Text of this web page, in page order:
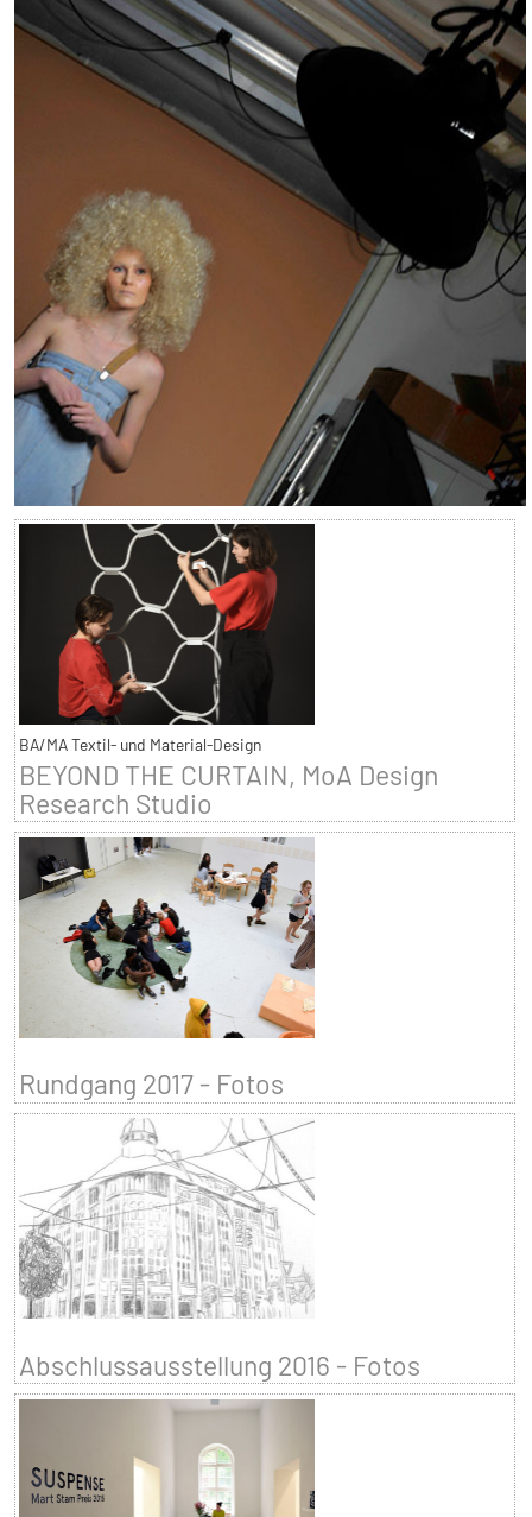
BA/MA Textil- und Material-Design
BEYOND THE CURTAIN, MoA Design
Research Studio
Rundgang 2017 - Fotos
Abschlussausstellung 2016 - Fotos